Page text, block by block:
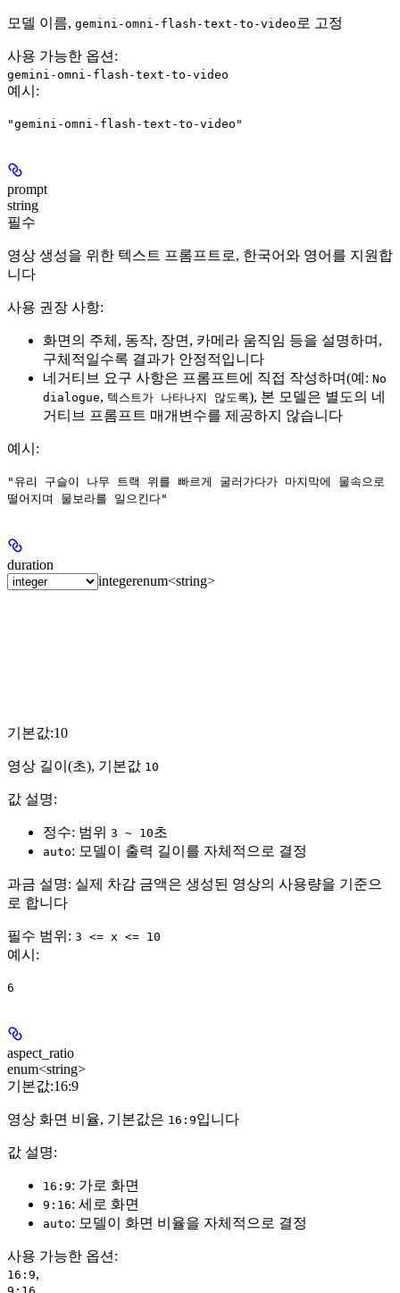
모델 이름, gemini-omni-flash-text-to-video 로 고정
사용 가능한 옵션 :
gemini-omni-flash-text-to-video
예시 :
"gemini-omni-flash-text-to-video"
prompt
string
필수
영상 생성을 위한 텍스트 프롬프트로, 한국어와 영어를 지원합
니다
사용 권장 사항:
화면의 주체, 동작, 장면, 카메라 움직임 등을 설명하며,
구체적일수록 결과가 안정적입니다
네거티브 요구 사항은 프롬프트에 직접 작성하며(예: No
dialogue, 텍스트가 나타나지 않도록), 본 모델은 별도의 네
거티브 프롬프트 매개변수를 제공하지 않습니다
예시 :
"유리 구슬이 나무 트랙 위를 빠르게 굴러가다가 마지막에 물속으로
떨어지며 물보라를 일으킨다"
duration
integerenum<string>
기본값:10
영상 길이(초), 기본값 10
값 설명:
정수: 범위 3 ~ 10초
auto: 모델이 출력 길이를 자체적으로 결정
과금 설명: 실제 차감 금액은 생성된 영상의 사용량을 기준으
로 합니다
필수 범위 : 3 <= x <= 10
예시 :
6
aspect_ratio
enum<string>
기본값:16:9
영상 화면 비율, 기본값은 16:9입니다
값 설명:
16:9: 가로 화면
9:16: 세로 화면
auto: 모델이 화면 비율을 자체적으로 결정
사용 가능한 옵션 :
16:9,